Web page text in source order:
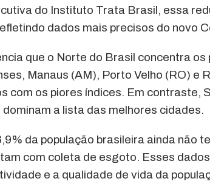
do Instituto Trata Brasil, essa
dados mais precisos do novo
que o Norte do Brasil concentra
Manaus (AM), Porto Velho (RO) e
com os piores índices. Em contraste,
a lista das melhores cidades.
da população brasileira ainda não
com coleta de esgoto. Esses
e a qualidade de vida da